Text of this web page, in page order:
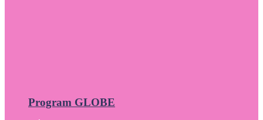
Program GLOBE